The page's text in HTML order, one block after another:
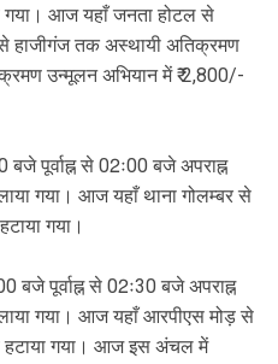
गया। आज यहाँ जनता होटल से
हाजीगंज तक अस्थायी अतिक्रमण
उन्मूलन अभियान में ₹ 2,800/-
पूर्वाह्न से 02ः00 बजे अपराह्न
गया। आज यहाँ थाना गोलम्बर से
गया।
बजे पूर्वाह्न से 02ः30 बजे अपराह्न
गया। आज यहाँ आरपीएस मोड़ से
हटाया गया। आज इस अंचल में